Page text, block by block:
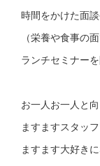
時間をかけた面
（栄養や食事の
ランチセミナー
お一人お一人と
ますますスタッ
ますます大好きに